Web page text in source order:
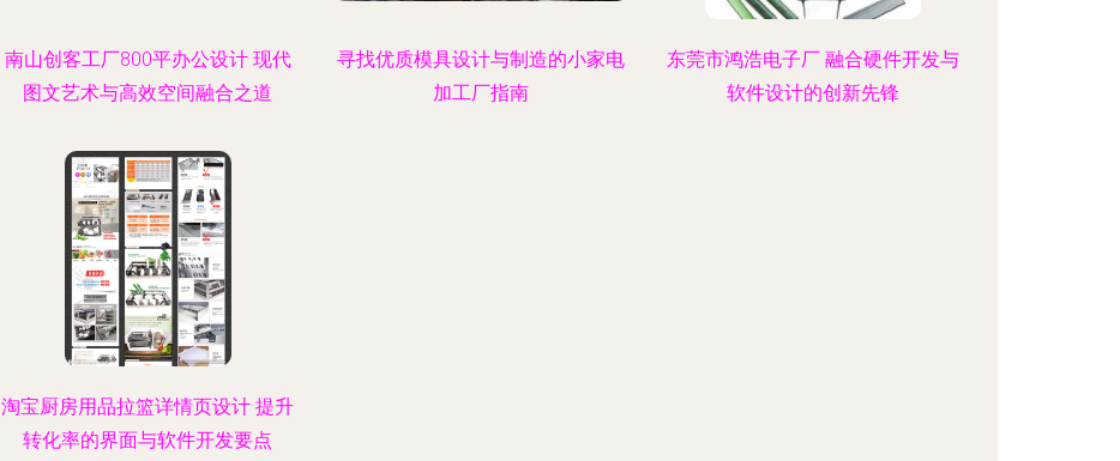
南山创客工厂800平办公设计 现代
图文艺术与高效空间融合之道
寻找优质模具设计与制造的小家电
加工厂指南
东莞市鸿浩电子厂 融合硬件开发与
软件设计的创新先锋
淘宝厨房用品拉篮详情页设计 提升
转化率的界面与软件开发要点